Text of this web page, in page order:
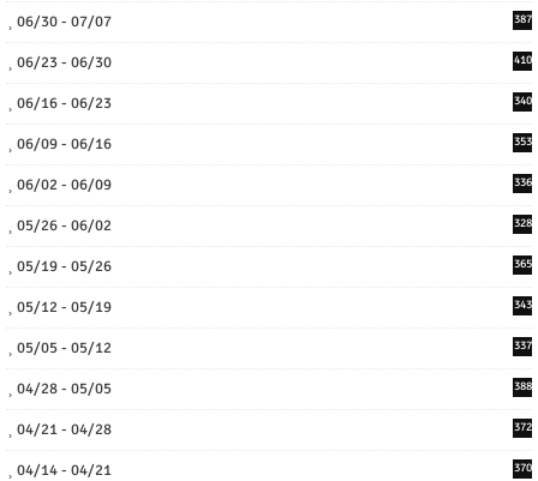
06/30 - 07/07 387
06/23 - 06/30 410
06/16 - 06/23 340
06/09 - 06/16 353
06/02 - 06/09 336
05/26 - 06/02 328
05/19 - 05/26 365
05/12 - 05/19 343
05/05 - 05/12 337
04/28 - 05/05 388
04/21 - 04/28 372
04/14 - 04/21 370